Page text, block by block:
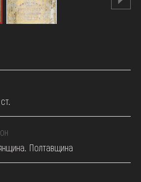
Полтавщина